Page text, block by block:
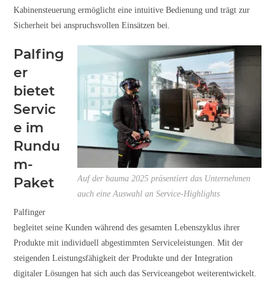
Kabinensteuerung ermöglicht eine intuitive Bedienung und trägt zur
Sicherheit bei anspruchsvollen Einsätzen bei.
Auf der bauma 2025 präsentiert das Unternehmen
auch eine Auswahl an Service-Highlights
Palfing
er
bietet
Servic
e im
Rundu
m-
Paket
Palfinger
begleitet seine Kunden während des gesamten Lebenszyklus ihrer
Produkte mit individuell abgestimmten Serviceleistungen. Mit der
steigenden Leistungsfähigkeit der Produkte und der Integration
digitaler Lösungen hat sich auch das Serviceangebot weiterentwickelt.